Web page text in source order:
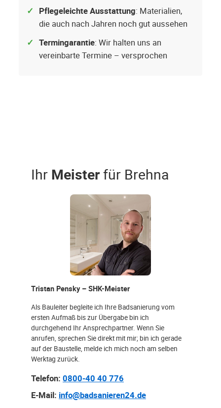
Pflegeleichte Ausstattung: Materialien,
die auch nach Jahren noch gut aussehen
Termingarantie: Wir halten uns an
vereinbarte Termine – versprochen
Ihr Meisterfür Brehna
Tristan Pensky – SHK-Meister
Als Bauleiter begleite ich Ihre Badsanierung vom
ersten Aufmaß bis zur Übergabe bin ich
durchgehend Ihr Ansprechpartner. Wenn Sie
anrufen, sprechen Sie direkt mit mir; bin ich gerade
auf der Baustelle, melde ich mich noch am selben
Werktag zurück.
Telefon: 0800-40 40 776
E-Mail: info@badsanieren24.de